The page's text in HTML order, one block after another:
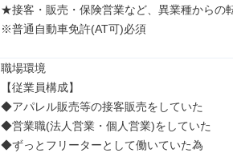
★接客・販売・保険営業など、異業種からの
※普通自動車免許(AT可)必須
職場環境
【従業員構成】
◆アパレル販売等の接客販売をしていた
◆営業職(法人営業・個人営業)をしていた
◆ずっとフリーターとして働いていた為